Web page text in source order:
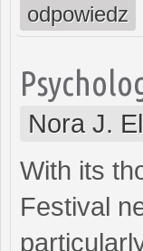
odpowiedz
Nora J.
With its
Festival